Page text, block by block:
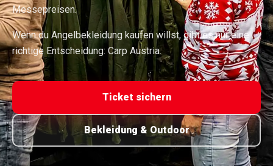
Messepreisen.
Wenn du Angelbekleidung kaufen willst, gibt es nur eine
richtige Entscheidung: Carp Austria.
Ticket sichern
Bekleidung & Outdoor